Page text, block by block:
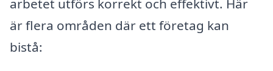
arbetet utförs korrekt och effektivt. Här
är flera områden där ett företag kan
bistå: